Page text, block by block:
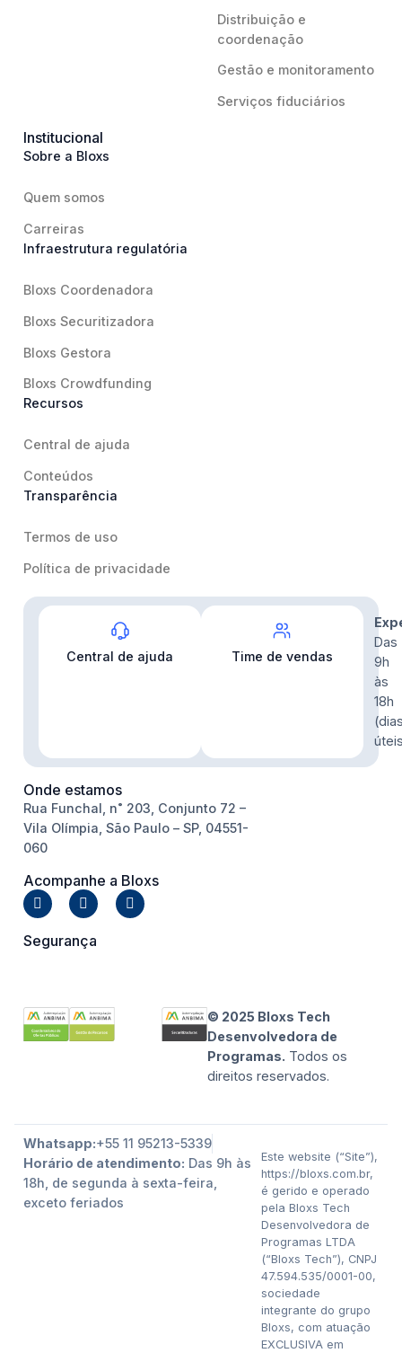
Distribuição e
coordenação
Gestão e monitoramento
Serviços fiduciários
Institucional
Sobre a Bloxs
Quem somos
Carreiras
Infraestrutura regulatória
Bloxs Coordenadora
Bloxs Securitizadora
Bloxs Gestora
Bloxs Crowdfunding
Recursos
Central de ajuda
Conteúdos
Transparência
Termos de uso
Política de privacidade
Central de ajuda Time de vendas
Das
9h
às
18h
Onde estamos
Rua Funchal, n˚ 203, Conjunto 72 –
Vila Olímpia, São Paulo – SP, 04551-
060
Acompanhe a Bloxs
Segurança
© 2025 Bloxs Tech
Desenvolvedora de
Programas. Todos os
direitos reservados.
Whatsapp:+55 11 95213-5339
Horário de atendimento: Das 9h às
18h, de segunda à sexta-feira,
exceto feriados
Este website (“Site”),
https://bloxs.com.br,
é gerido e operado
pela Bloxs Tech
Desenvolvedora de
Programas LTDA
(“Bloxs Tech”), CNPJ
47.594.535/0001-00,
sociedade
integrante do grupo
Bloxs, com atuação
EXCLUSIVA em